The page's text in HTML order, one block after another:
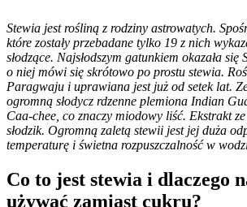
Stewia jest rośliną z rodziny astrowatych.
które zostały prze­badane tylko 19 z nich
słodzące. Najsłod­szym gatunkiem okazała
o niej mówi się skró­towo po prostu stewia.
Parag­waju i upraw­iana jest już od setek lat.
ogromną słodycz rdzenne plemiona Indian
Caa-chee, co znaczy miodowy liść. Ekstrakt
słodzik. Ogromną zaletą stewii jest jej duża
tem­per­aturę i świetna roz­puszczal­ność w
Co to jest stewia i dlaczego
używać zamiast cukru?